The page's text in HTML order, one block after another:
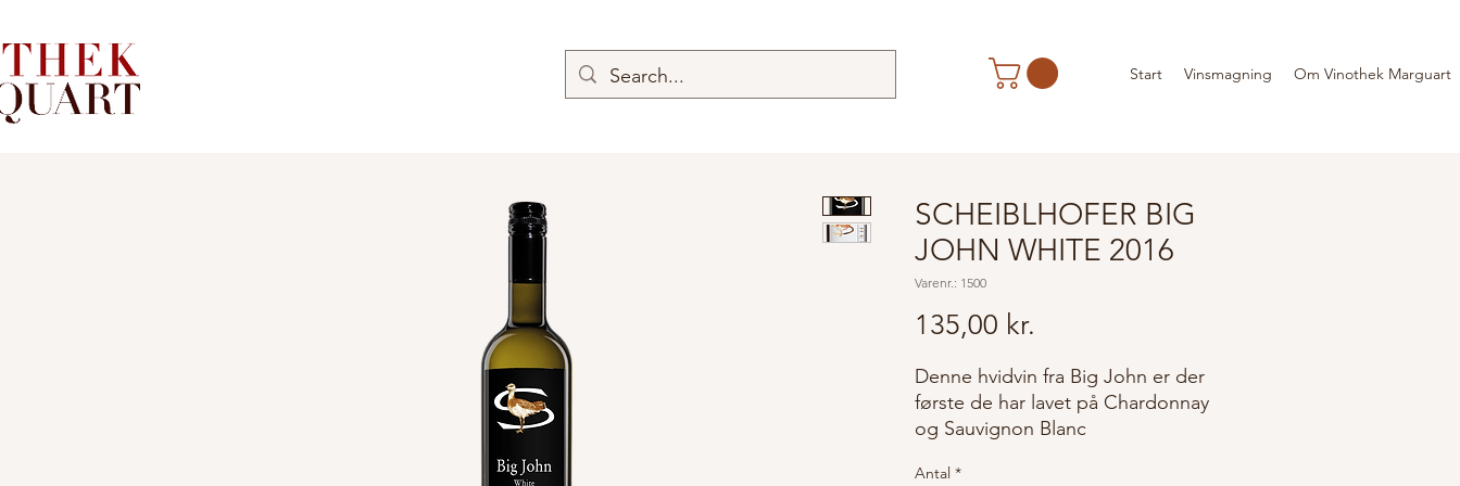
Start Vinsmagning Om Vinothek Marguart
SCHEIBLHOFER BIG
JOHN WHITE 2016
Varenr.: 1500
135,00 kr.
Denne hvidvin fra Big John er der
første de har lavet på Chardonnay
og Sauvignon Blanc
Chardonnay druerne gæres først
Antal *